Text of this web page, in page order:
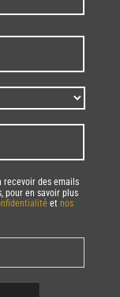
recevoir des emails
pour en savoir plus
et nos